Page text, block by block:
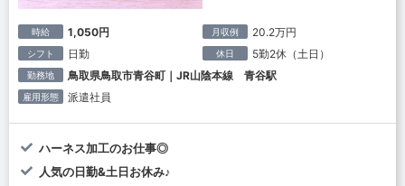
時給 1,050円 月収例 20.2万円
シフト 日勤 休日 5勤2休（土日）
勤務地 鳥取県鳥取市青谷町｜JR山陰本線 青谷駅
雇用形態 派遣社員
ハーネス加工のお仕事◎
人気の日勤&土日お休み♪